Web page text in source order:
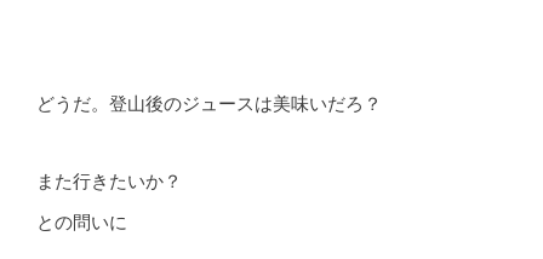
どうだ。登山後のジュースは美味いだろ？
また行きたいか？
との問いに